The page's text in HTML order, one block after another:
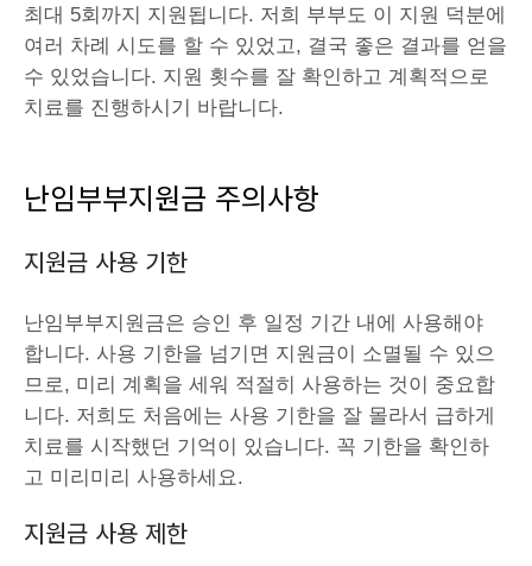
최대 5회까지 지원됩니다. 저희 부부도 이 지원 덕분에
여러 차례 시도를 할 수 있었고, 결국 좋은 결과를 얻을
수 있었습니다. 지원 횟수를 잘 확인하고 계획적으로
치료를 진행하시기 바랍니다.
난임부부지원금 주의사항
지원금 사용 기한
난임부부지원금은 승인 후 일정 기간 내에 사용해야
합니다. 사용 기한을 넘기면 지원금이 소멸될 수 있으
므로, 미리 계획을 세워 적절히 사용하는 것이 중요합
니다. 저희도 처음에는 사용 기한을 잘 몰라서 급하게
치료를 시작했던 기억이 있습니다. 꼭 기한을 확인하
고 미리미리 사용하세요.
지원금 사용 제한